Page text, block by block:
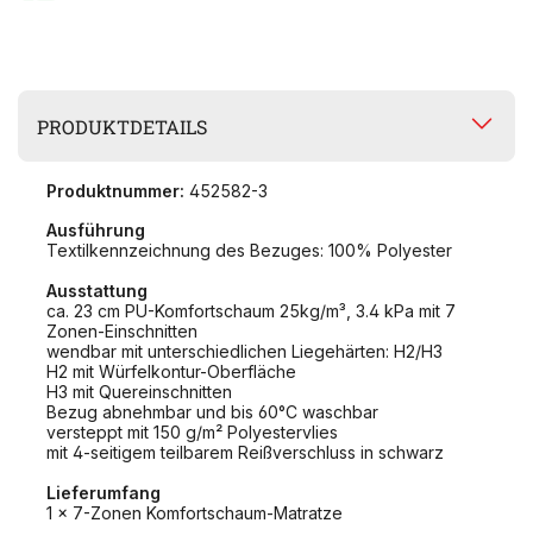
PRODUKTDETAILS
Produktnummer: 452582-3
Ausführung
Textilkennzeichnung des Bezuges: 100% Polyester
Ausstattung
ca. 23 cm PU-Komfortschaum 25kg/m³, 3.4 kPa mit 7
Zonen-Einschnitten
wendbar mit unterschiedlichen Liegehärten: H2/H3
H2 mit Würfelkontur-Oberfläche
H3 mit Quereinschnitten
Bezug abnehmbar und bis 60°C waschbar
versteppt mit 150 g/m² Polyestervlies
mit 4-seitigem teilbarem Reißverschluss in schwarz
Lieferumfang
1 x 7-Zonen Komfortschaum-Matratze